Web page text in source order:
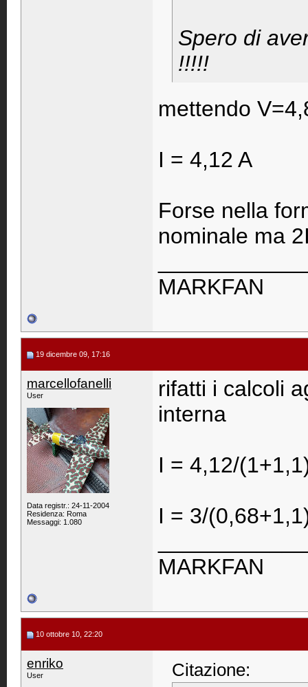
Spero di
!!!!!
mettendo
I = 4,12 A
Forse nella
nominale ma
MARKFAN
19 dicembre 09, 17:16
marcellofanelli
User
Data registr.: 24-11-2004
Residenza: Roma
Messaggi: 1.080
rifatti i calcoli
interna
I = 4,12/
I = 3/
MARKFAN
10 ottobre 10, 22:20
enriko
User
Citazione: